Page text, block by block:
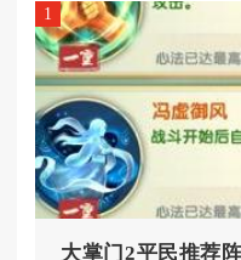
1
大掌门2平民推荐